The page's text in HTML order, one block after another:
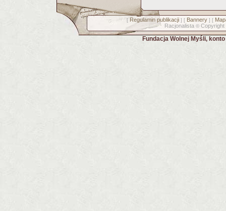
[ Regulamin publikacji] [ Bannery] [
Racjonalista © Copyright
Fundacja Wolnej Myśli,